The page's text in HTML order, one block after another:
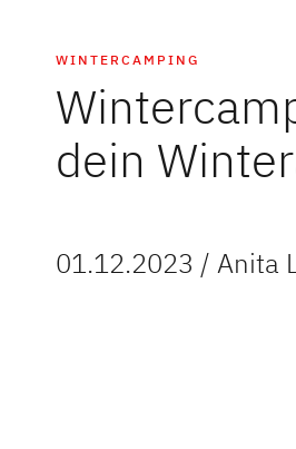
WINTERCAMPING
dein
01.12.2023 / Anita